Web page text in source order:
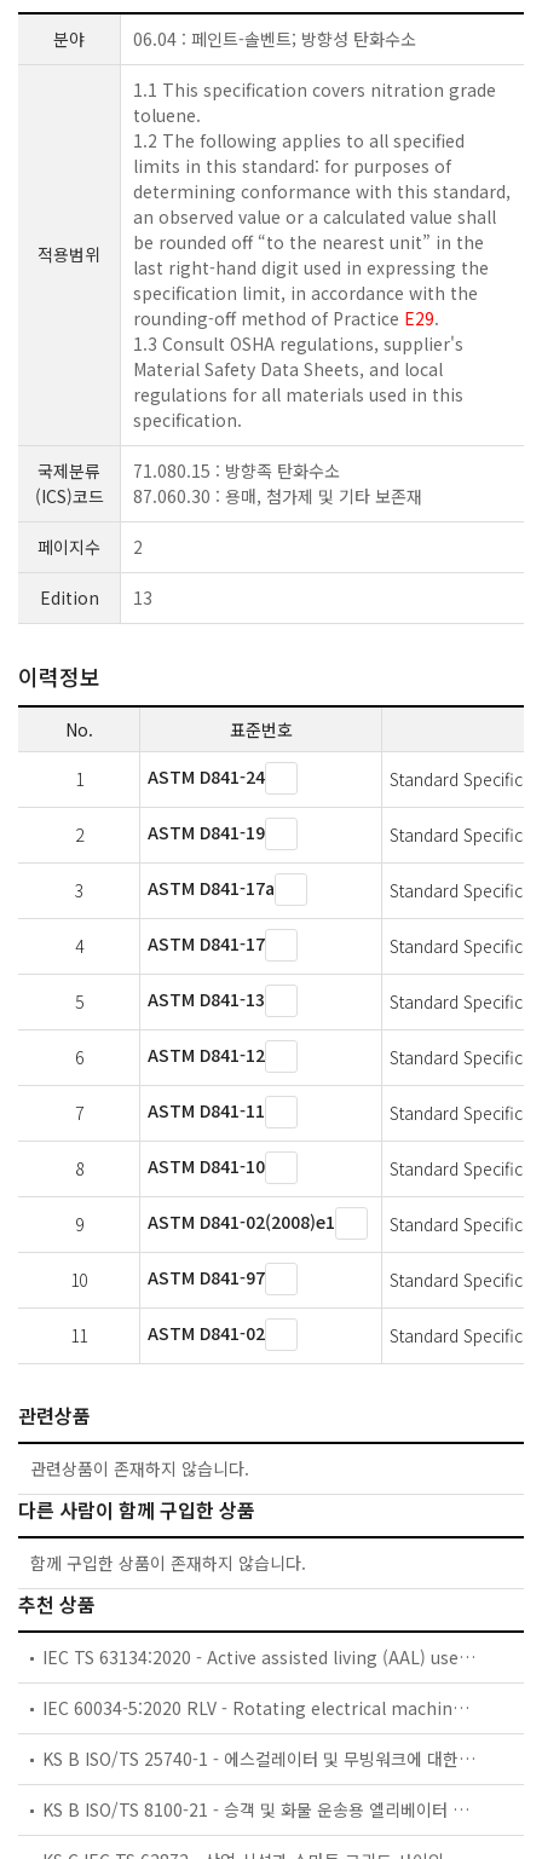
분야 06.04 : 페인트-솔벤트; 방향성 탄화수소
적용범위
1.1 This specification covers nitration grade
toluene.
1.2 The following applies to all specified
limits in this standard: for purposes of
determining conformance with this standard,
an observed value or a calculated value shall
be rounded off “to the nearest unit” in the
last right-hand digit used in expressing the
specification limit, in accordance with the
rounding-off method of Practice E29.
1.3 Consult OSHA regulations, supplier's
Material Safety Data Sheets, and local
regulations for all materials used in this
specification.
국제분류
(ICS)코드
71.080.15 : 방향족 탄화수소
87.060.30 : 용매, 첨가제 및 기타 보존재
페이지수 2
Edition 13
이력정보
No. 표준번호
1 ASTM D841-24 Standard
2 ASTM D841-19 Standard
3 ASTM D841-17a Standard
4 ASTM D841-17 Standard
5 ASTM D841-13 Standard
6 ASTM D841-12 Standard
7 ASTM D841-11 Standard
8 ASTM D841-10 Standard
9 ASTM D841-02(2008)e1 Standard
10 ASTM D841-97 Standard
11 ASTM D841-02 Standard
관련상품
관련상품이 존재하지 않습니다.
다른 사람이 함께 구입한 상품
함께 구입한 상품이 존재하지 않습니다.
추천 상품
IEC TS 63134:2020 - Active assisted living (AAL) use cases
IEC 60034-5:2020 RLV - Rotating electrical machines - Part 5: Degrees of protection provided by the integral design of rotating electrical machines (IP code) - Classification
KS B ISO/TS 25740-1 - 에스컬레이터 및 무빙워크에 대한 안전요건 — 제1부: 세계공통 필수 안전요건(GESRs)
KS B ISO/TS 8100-21 - 승객 및 화물 운송용 엘리베이터 —제21부: 세계공통 필수안전요건(GESRs)을 충족하는 세계공통 안전 파라미터(GSPs)